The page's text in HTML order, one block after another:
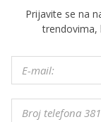
Prijavite se na
trendovima,